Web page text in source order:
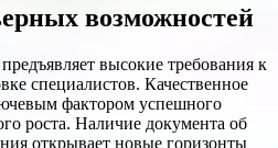
возможностей
высокие требования к
специалистов. Качественное
фактором успешного
роста. Наличие документа об
открывает новые горизонты